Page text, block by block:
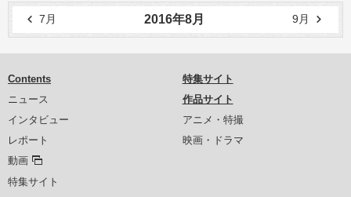
7月 2016年8月 9月
Contents
ニュース
インタビュー
レポート
動画
特集サイト
特集サイト
作品サイト
アニメ・特撮
映画・ドラマ